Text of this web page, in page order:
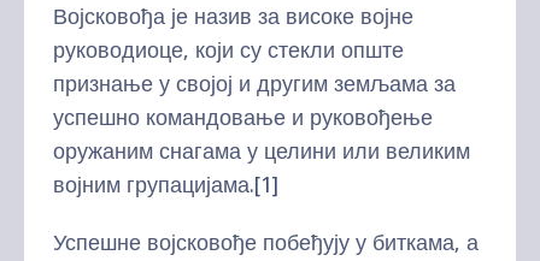
Војсковођа је назив за високе војне
руководиоце, који су стекли опште
признање у својој и другим земљама за
успешно командовање и руковођење
оружаним снагама у целини или великим
војним групацијама.[1]
Успешне војсковође побеђују у биткама, а